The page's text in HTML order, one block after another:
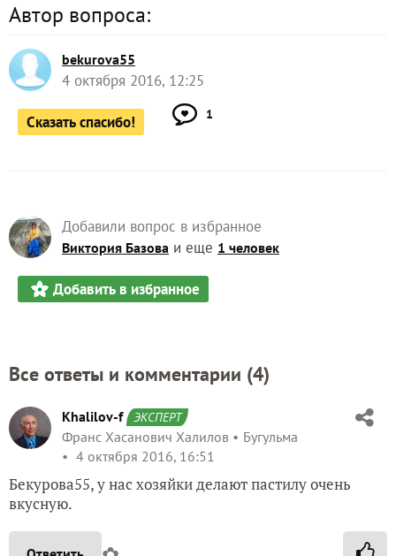
Автор вопроса:
bekurova55
4 октября 2016, 12:25
Сказать спасибо! 1
Добавили вопрос в избранное
Виктория Базова и еще 1 человек
Добавить в избранное
Все ответы и комментарии (4)
Khalilov-f ЭКСПЕРТ
Франс Хасанович Халилов
Бугульма
4 октября 2016, 16:51
Бекурова55, у нас хозяйки делают пастилу очень
вкусную.